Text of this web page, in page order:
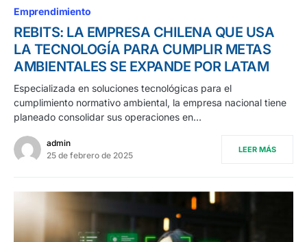
Emprendimiento
REBITS: LA EMPRESA CHILENA QUE USA
LA TECNOLOGÍA PARA CUMPLIR METAS
AMBIENTALES SE EXPANDE POR LATAM
Especializada en soluciones tecnológicas para el
cumplimiento normativo ambiental, la empresa nacional tiene
planeado consolidar sus operaciones en…
admin
25 de febrero de 2025
LEER MÁS